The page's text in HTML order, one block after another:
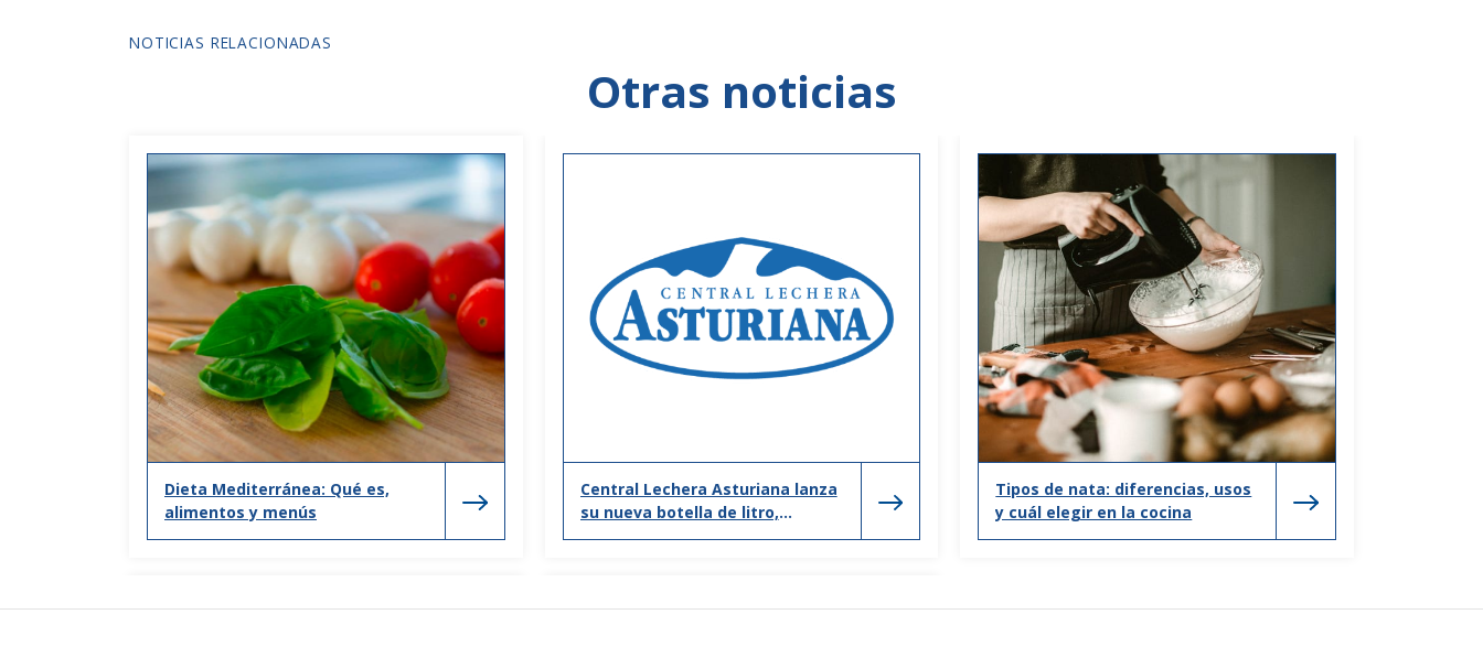
NOTICIAS RELACIONADAS
Otras noticias
Dieta Mediterránea: Qué es,
alimentos y menús
Central Lechera Asturiana lanza
su nueva botella de litro,
adaptada a los nuevos hogares
Tipos de nata: diferencias, usos
y cuál elegir en la cocina